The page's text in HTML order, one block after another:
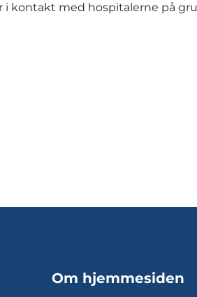
i kontakt med hospitalerne på
Om hjemmesiden